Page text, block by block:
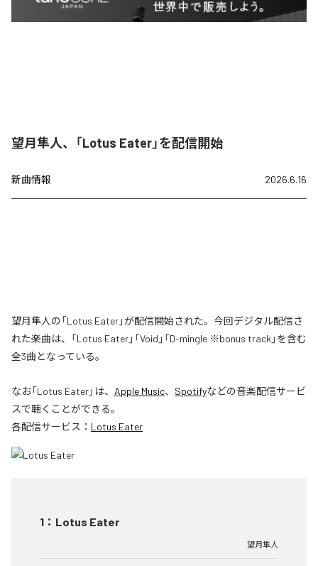
望月隼人、「Lotus Eater」を配信開始
新曲情報 2026.6.16
望月隼人の「Lotus Eater」が配信開始された。今回デジタル配信さ
れた楽曲は、「Lotus Eater」「Void」「D-mingle ※bonus track」を含む
全3曲となっている。
なお「Lotus Eater」は、 Apple Music、 Spotifyなどの音楽配信サービ
スで聴くことができる。
各配信サービス： Lotus Eater
1 ： Lotus Eater
望月隼人